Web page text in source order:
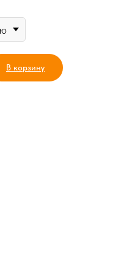
В корзину